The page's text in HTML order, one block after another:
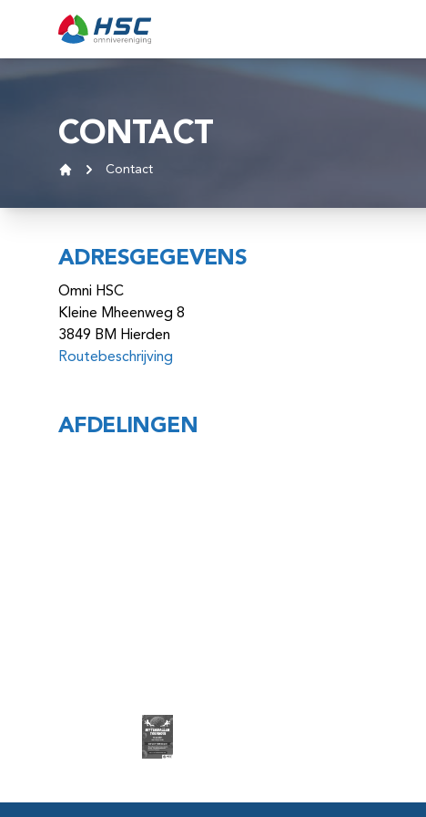
CONTACT
Contact
ADRESGEGEVENS
Omni HSC
Kleine Mheenweg 8
3849 BM Hierden
Routebeschrijving
AFDELINGEN